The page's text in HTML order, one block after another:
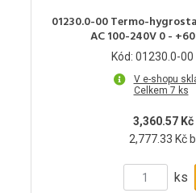
01230.0-00 Termo-
AC 100-240V 0 -
Kód: 01230.0-00
V e-shopu
Celkem 7 ks
3,360.57 Kč
2,777.33 Kč
ks